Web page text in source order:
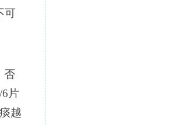
可
否
6片
越